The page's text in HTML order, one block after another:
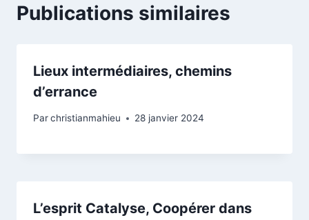
Publications similaires
Lieux intermédiaires, chemins
d’errance
Parchristianmahieu 28 janvier 2024
L’esprit Catalyse, Coopérer dans